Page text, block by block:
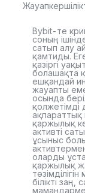
Bybit-те
соның
сатып алу
қамтиды.
қазіргі
болашақта
ешқандай
жауапты
осында
қолжетімді
ақпараттық
қаржылық
активті
ұсыныс
оларды
қаржылық
білікті